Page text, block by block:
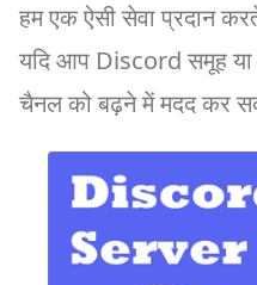
हम एक ऐसी सेवा प्रदान
यदि आप Discord समूह
चैनल को बढ़ने में मदद कर